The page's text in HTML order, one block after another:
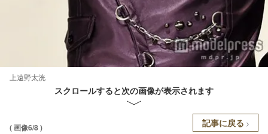
上遠野太洸
スクロールすると次の画像が表示されます
( 画像6/8 ) 記事に戻る